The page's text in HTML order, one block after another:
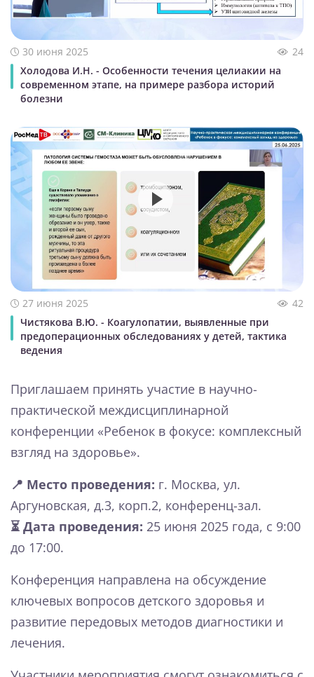
30 июня 2025
24
Холодова И.Н. - Особенности течения целиакии на
современном этапе, на примере разбора историй
болезни
27 июня 2025
42
Чистякова В.Ю. - Коагулопатии, выявленные при
предоперационных обследованиях у детей, тактика
ведения
Приглашаем принять участие в научно-
практической междисциплинарной
конференции «Ребенок в фокусе: комплексный
взгляд на здоровье».
📍 Место проведения: г. Москва, ул.
Аргуновская, д.3, корп.2, конференц-зал.
⏳ Дата проведения: 25 июня 2025 года, с 9:00
до 17:00.
Конференция направлена на обсуждение
ключевых вопросов детского здоровья и
развитие передовых методов диагностики и
лечения.